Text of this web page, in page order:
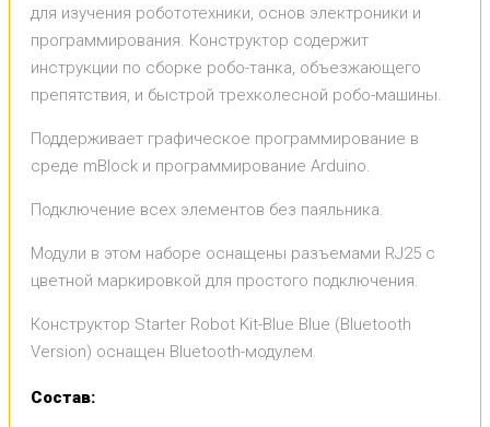
для изучения робототехники, основ электроники и
программирования. Конструктор содержит
инструкции по сборке робо-танка, объезжающего
препятствия, и быстрой трехколесной робо-машины.
Поддерживает графическое программирование в
среде mBlock и программирование Arduino.
Подключение всех элементов без паяльника.
Модули в этом наборе оснащены разъемами RJ25 с
цветной маркировкой для простого подключения.
Конструктор Starter Robot Kit-Blue Blue (Bluetooth
Version) оснащен Bluetooth-модулем.
Состав: